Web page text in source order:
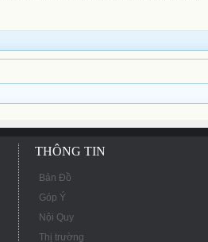
THÔNG TIN
Bản Đồ
Góp Ý
Nội Quy
Thị trường